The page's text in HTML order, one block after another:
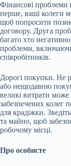
Фінансові
перше, ваші колеги
щоб попросити
договору. Друга
багато хто
проблеми,
співробітників.
Дорогі покупки. Не
або нещодавню
великі витрати
забезпечених колег
для крадіжки.
та майно, щоб
робочому місці.
Про особисте